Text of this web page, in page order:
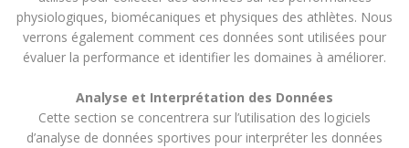
physiologiques, biomécaniques et physiques des athlètes. Nous
verrons également comment ces données sont utilisées pour
évaluer la performance et identifier les domaines à améliorer.
Analyse et Interprétation des Données
Cette section se concentrera sur l’utilisation des logiciels
d’analyse de données sportives pour interpréter les données